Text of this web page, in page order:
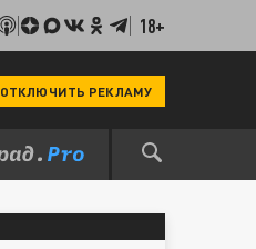
18+
ОТКЛЮЧИТЬ РЕКЛАМУ